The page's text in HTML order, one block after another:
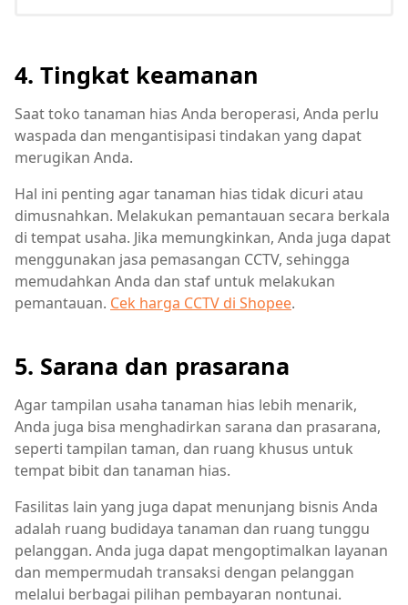
4. Tingkat keamanan
Saat toko tanaman hias Anda beroperasi, Anda perlu
waspada dan mengantisipasi tindakan yang dapat
merugikan Anda.
Hal ini penting agar tanaman hias tidak dicuri atau
dimusnahkan. Melakukan pemantauan secara berkala
di tempat usaha. Jika memungkinkan, Anda juga dapat
menggunakan jasa pemasangan CCTV, sehingga
memudahkan Anda dan staf untuk melakukan
pemantauan. Cek harga CCTV di Shopee.
5. Sarana dan prasarana
Agar tampilan usaha tanaman hias lebih menarik,
Anda juga bisa menghadirkan sarana dan prasarana,
seperti tampilan taman, dan ruang khusus untuk
tempat bibit dan tanaman hias.
Fasilitas lain yang juga dapat menunjang bisnis Anda
adalah ruang budidaya tanaman dan ruang tunggu
pelanggan. Anda juga dapat mengoptimalkan layanan
dan mempermudah transaksi dengan pelanggan
melalui berbagai pilihan pembayaran nontunai.